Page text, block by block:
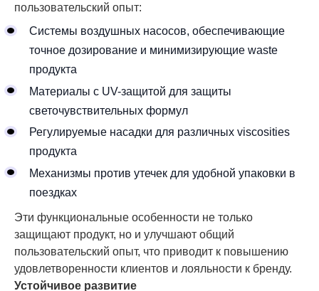
пользовательский опыт:
Системы воздушных насосов, обеспечивающие
точное дозирование и минимизирующие waste
продукта
Материалы с UV-защитой для защиты
светочувствительных формул
Регулируемые насадки для различных viscosities
продукта
Механизмы против утечек для удобной упаковки в
поездках
Эти функциональные особенности не только
защищают продукт, но и улучшают общий
пользовательский опыт, что приводит к повышению
удовлетворенности клиентов и лояльности к бренду.
Устойчивое развитие